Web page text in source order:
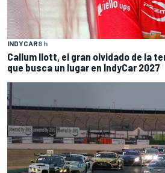
INDYCAR8 h
Callum Ilott, el gran olvidado de la
que busca un lugar en IndyCar 2027